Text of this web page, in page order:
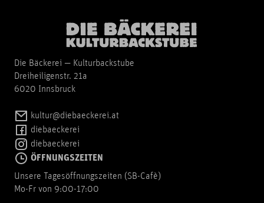
Die Bäckerei — Kulturbackstube
Dreiheiligenstr. 21a
6020 Innsbruck
kultur@diebaeckerei.at
diebaeckerei
diebaeckerei
ÖFFNUNGSZEITEN
Unsere Tagesöffnungszeiten (SB-Cafè)
Mo-Fr von 9:00-17:00